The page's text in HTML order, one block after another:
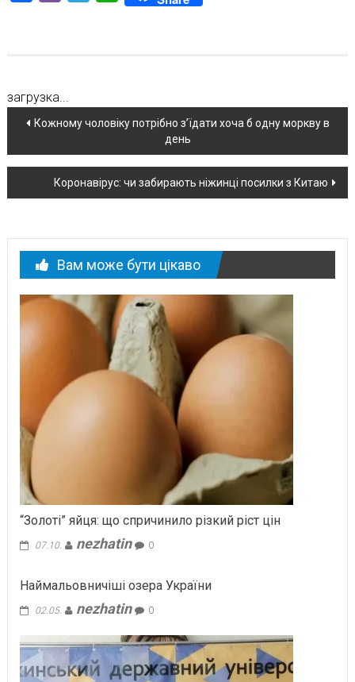
загрузка...
Навігація
по
новині
Кожному чоловіку потрібно з’їдати хоча б одну моркву в
день
Коронавірус: чи забирають ніжинці посилки з Китаю
Вам може бути цікаво
“Золоті” яйця: що спричинило різкий ріст цін
07.10. nezhatin 0
Наймальовничіші озера України
02.05. nezhatin 0